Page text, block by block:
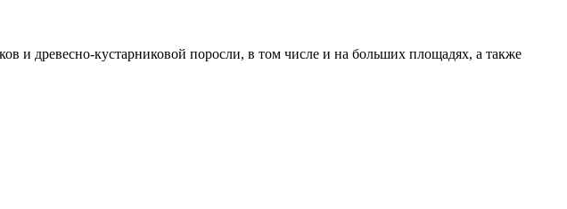
и древесно-кустарниковой поросли, в том числе и на больших площадях, а также